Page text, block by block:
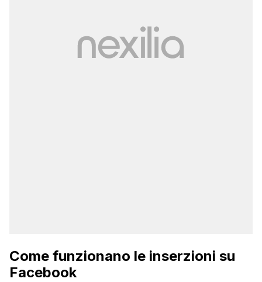
Come funzionano le inserzioni su
Facebook